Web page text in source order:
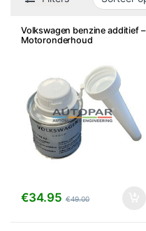
Volkswagen benzine additief –
Motoronderhoud
€34.95 €49.00